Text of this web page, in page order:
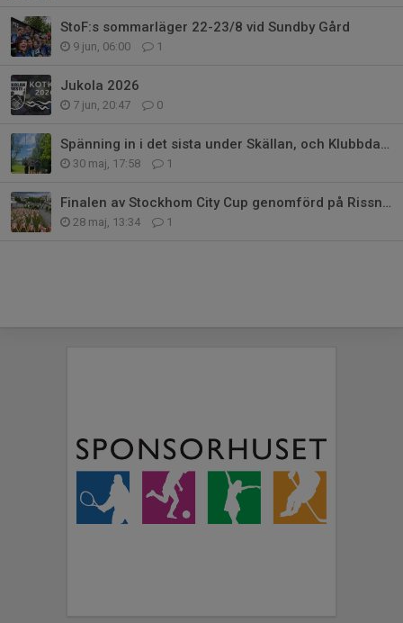
StoF:s sommarläger 22-23/8 vid Sundby Gård
9 jun, 06:00 1
Jukola 2026
7 jun, 20:47 0
Spänning in i det sista under Skällan, och Klubbdagen
30 maj, 17:58 1
Finalen av Stockhom City Cup genomförd på Rissne Torg
28 maj, 13:34 1